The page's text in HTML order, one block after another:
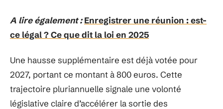
A lire également : Enregistrer une réunion : est-
ce légal ? Ce que dit la loi en 2025
Une hausse supplémentaire est déjà votée pour
2027, portant ce montant à 800 euros. Cette
trajectoire pluriannuelle signale une volonté
législative claire d’accélérer la sortie des